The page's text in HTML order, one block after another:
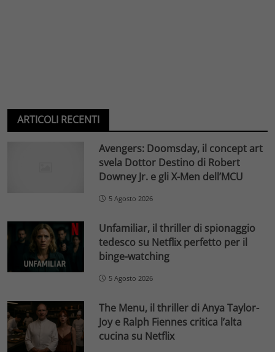
ARTICOLI RECENTI
Avengers: Doomsday, il concept art
svela Dottor Destino di Robert
Downey Jr. e gli X-Men dell’MCU
5 Agosto 2026
Unfamiliar, il thriller di spionaggio
tedesco su Netflix perfetto per il
binge-watching
5 Agosto 2026
The Menu, il thriller di Anya Taylor-
Joy e Ralph Fiennes critica l’alta
cucina su Netflix